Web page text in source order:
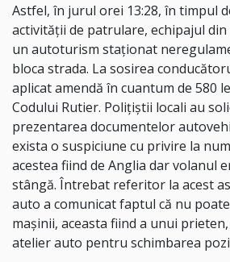
Astfel, în jurul orei 13:28, în timpul
activității de patrulare, echipajul
un autoturism staționat
bloca strada. La sosirea
aplicat amendă în cuantum de 580
Codului Rutier. Polițiștii locali au
prezentarea documentelor
exista o suspiciune cu privire la
acestea fiind de Anglia dar volanul
stângă. Întrebat referitor la acest
auto a comunicat faptul că nu
mașinii, aceasta fiind a unui
atelier auto pentru schimbarea